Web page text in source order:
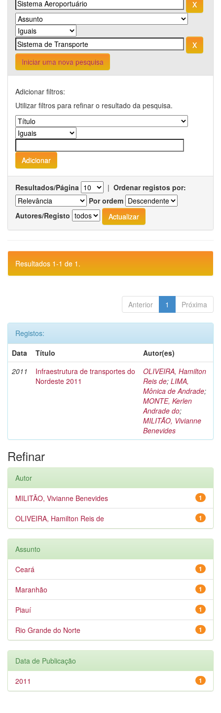
Iniciar uma nova pesquisa
Adicionar filtros:
Utilizar filtros para refinar o resultado da pesquisa.
Resultados/Página | Ordenar registos por:
Por ordem
Autores/Registo
Resultados 1-1 de 1.
Anterior 1 Próxima
Registos:
Data
Título
Autor(es)
2011
Infraestrutura de transportes do
Nordeste 2011
OLIVEIRA, Hamilton
Reis de; LIMA,
Mônica de Andrade;
MONTE, Kerlen
Andrade do;
MILITÃO, Vivianne
Benevides
Refinar
Autor
1
MILITÃO, Vivianne Benevides
1
OLIVEIRA, Hamilton Reis de
Assunto
1
Ceará
1
Maranhão
1
Piauí
1
Rio Grande do Norte
Data de Publicação
1
2011